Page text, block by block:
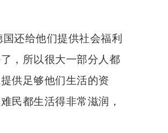
还给他们提供社会福利
，所以很大一部分人都
供足够他们生活的资
民都生活得非常滋润，